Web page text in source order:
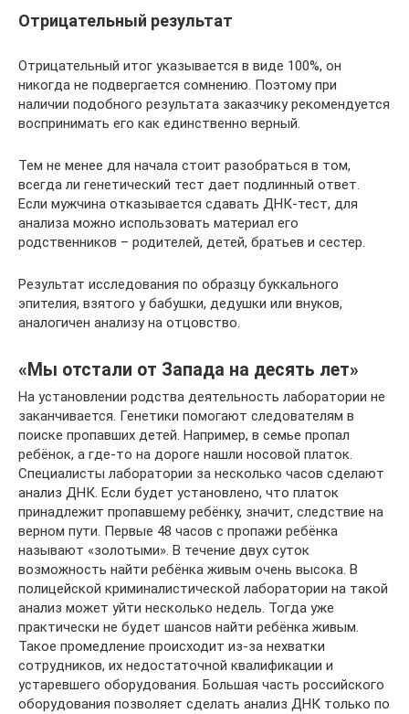
Отрицательный результат
Отрицательный итог указывается в виде 100%, он
никогда не подвергается сомнению. Поэтому при
наличии подобного результата заказчику рекомендуется
воспринимать его как единственно верный.
Тем не менее для начала стоит разобраться в том,
всегда ли генетический тест дает подлинный ответ.
Если мужчина отказывается сдавать ДНК-тест, для
анализа можно использовать материал его
родственников – родителей, детей, братьев и сестер.
Результат исследования по образцу буккального
эпителия, взятого у бабушки, дедушки или внуков,
аналогичен анализу на отцовство.
«Мы отстали от Запада на десять лет»
На установлении родства деятельность лаборатории не
заканчивается. Генетики помогают следователям в
поиске пропавших детей. Например, в семье пропал
ребёнок, а где-то на дороге нашли носовой платок.
Специалисты лаборатории за несколько часов сделают
анализ ДНК. Если будет установлено, что платок
принадлежит пропавшему ребёнку, значит, следствие на
верном пути. Первые 48 часов с пропажи ребёнка
называют «золотыми». В течение двух суток
возможность найти ребёнка живым очень высока. В
полицейской криминалистической лаборатории на такой
анализ может уйти несколько недель. Тогда уже
практически не будет шансов найти ребёнка живым.
Такое промедление происходит из-за нехватки
сотрудников, их недостаточной квалификации и
устаревшего оборудования. Большая часть российского
оборудования позволяет сделать анализ ДНК только по